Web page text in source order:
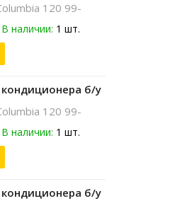
120 99-
В наличии: 1 шт.
б/у
120 99-
В наличии: 1 шт.
б/у